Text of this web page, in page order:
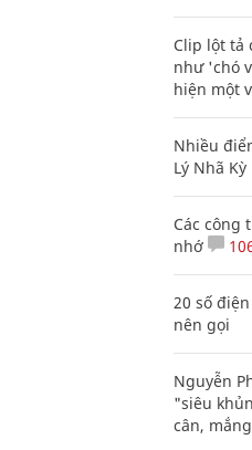
Clip lột tả
như 'chó
hiện một
Nhiều
Lý Nhã Kỳ
Các công
nhớ
20 số
nên gọi
Nguyễn
"siêu
cân,